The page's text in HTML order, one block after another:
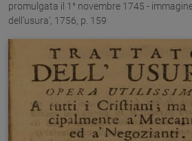
promulgata il 1° novembre 1745 -
dell’usura', 1756, p. 159